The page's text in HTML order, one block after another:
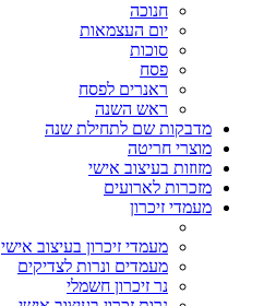
חנוכה
יום העצמאות
סוכות
פסח
ראנרים לפסח
ראש השנה
מדבקות שם לתחילת שנה
מוצרי חריטה
מזוזות בעיצוב אישי
מזכרות לארועים
מעמדי זיכרון
מעמדי זיכרון בעיצוב אישי
מעמדים ונרות לצדיקים
נר זיכרון חשמלי